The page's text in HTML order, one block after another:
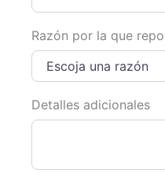
Razón por la que
Escoja una razón
Detalles adicionales